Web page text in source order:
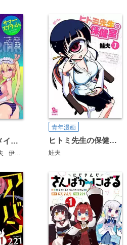
昭 あづま笙子
小林さんちのメイドラゴン 公式同人誌セット～夏だ！オールスターお祭り騒ぎ～ 【電子限定クール教信者描き下ろし付】
伊藤ハチ 浜田よしかづ
青年漫画
ヒトミ先生の保健室【お試し版】
鮭夫